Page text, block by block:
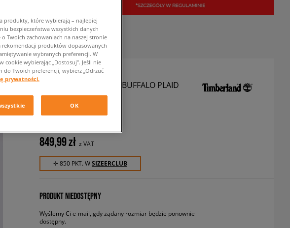
TIMBERLAND KURTKA BUFFALO PLAID
SHERPA LINED
męskie, kurtki zimowe
849,99 zł z VAT
✛ 850 PKT. WSIZEERCLUB
PRODUKT NIEDOSTĘPNY
Wyślemy Ci e-mail, gdy żądany rozmiar będzie ponownie
dostępny.
produkty, które wybierają – najlepiej
bezpieczeństwa wszystkich danych
Twoich zachowaniach na naszej stronie
produktów dopasowanych
wybranych preferencji. W
cookie wybierając „Dostosuj”. Jeśli nie
Twoich preferencji, wybierz „Odrzuć
prywatności.
OK